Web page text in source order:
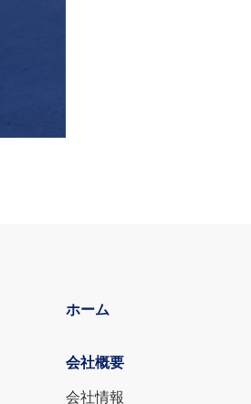
ホーム
会社概要
会社情報